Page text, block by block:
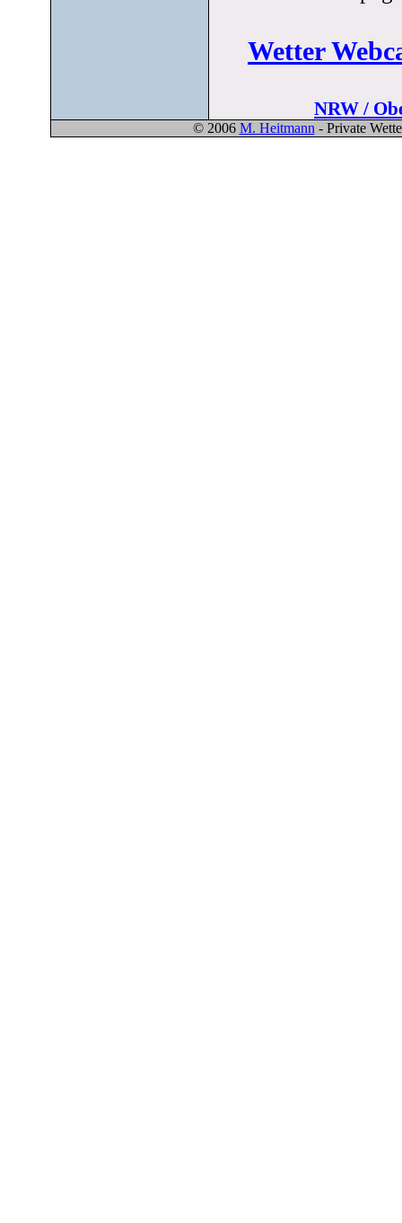
Wetter
NRW /
© 2006 M. Heitmann - Private